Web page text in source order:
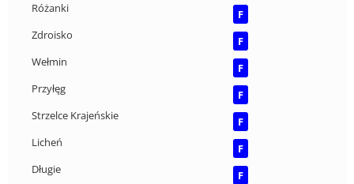
Różanki
F
Zdroisko
F
Wełmin
F
Przyłęg
F
Strzelce Krajeńskie
F
Licheń
F
Długie
F